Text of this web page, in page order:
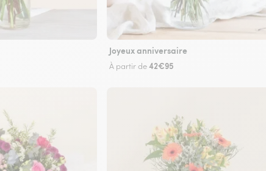
Joyeux anniversaire
À partir de42€95